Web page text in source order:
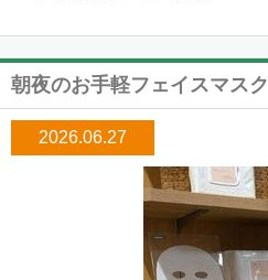
朝夜のお手軽フェイスマスク
2026.06.27